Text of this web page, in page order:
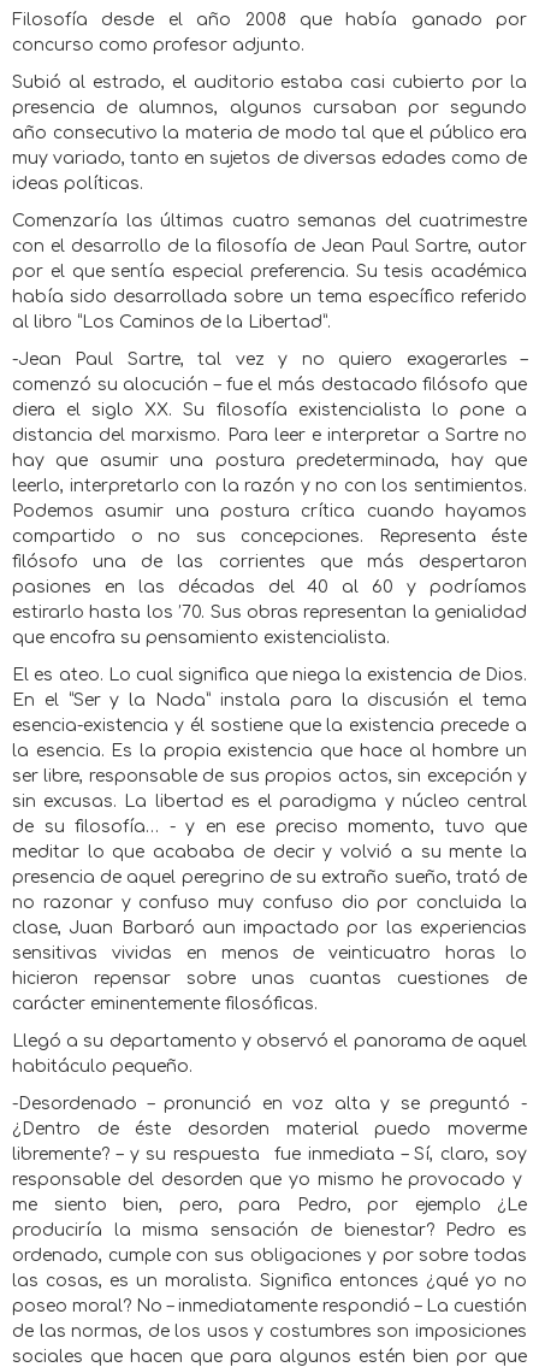
Filosofía desde el año 2008 que había ganado por
concurso como profesor adjunto.
Subió al estrado, el auditorio estaba casi cubierto por la
presencia de alumnos, algunos cursaban por segundo
año consecutivo la materia de modo tal que el público era
muy variado, tanto en sujetos de diversas edades como de
ideas políticas.
Comenzaría las últimas cuatro semanas del cuatrimestre
con el desarrollo de la filosofía de Jean Paul Sartre, autor
por el que sentía especial preferencia. Su tesis académica
había sido desarrollada sobre un tema específico referido
al libro “Los Caminos de la Libertad”.
-Jean Paul Sartre, tal vez y no quiero exagerarles –
comenzó su alocución – fue el más destacado filósofo que
diera el siglo XX. Su filosofía existencialista lo pone a
distancia del marxismo. Para leer e interpretar a Sartre no
hay que asumir una postura predeterminada, hay que
leerlo, interpretarlo con la razón y no con los sentimientos.
Podemos asumir una postura crítica cuando hayamos
compartido o no sus concepciones. Representa éste
filósofo una de las corrientes que más despertaron
pasiones en las décadas del 40 al 60 y podríamos
estirarlo hasta los ’70. Sus obras representan la genialidad
que encofra su pensamiento existencialista.
El es ateo. Lo cual significa que niega la existencia de Dios.
En el “Ser y la Nada” instala para la discusión el tema
esencia-existencia y él sostiene que la existencia precede a
la esencia. Es la propia existencia que hace al hombre un
ser libre, responsable de sus propios actos, sin excepción y
sin excusas. La libertad es el paradigma y núcleo central
de su filosofía… - y en ese preciso momento, tuvo que
meditar lo que acababa de decir y volvió a su mente la
presencia de aquel peregrino de su extraño sueño, trató de
no razonar y confuso muy confuso dio por concluida la
clase, Juan Barbaró aun impactado por las experiencias
sensitivas vividas en menos de veinticuatro horas lo
hicieron repensar sobre unas cuantas cuestiones de
carácter eminentemente filosóficas.
Llegó a su departamento y observó el panorama de aquel
habitáculo pequeño.
-Desordenado – pronunció en voz alta y se preguntó -
¿Dentro de éste desorden material puedo moverme
libremente? – y su respuesta
fue inmediata – Sí, claro, soy
responsable del desorden que yo mismo he provocado y
me siento bien, pero, para Pedro, por ejemplo ¿Le
produciría la misma sensación de bienestar? Pedro es
ordenado, cumple con sus obligaciones y por sobre todas
las cosas, es un moralista. Significa entonces ¿qué yo no
poseo moral? No – inmediatamente respondió – La cuestión
de las normas, de los usos y costumbres son imposiciones
sociales que hacen que para algunos estén bien por que